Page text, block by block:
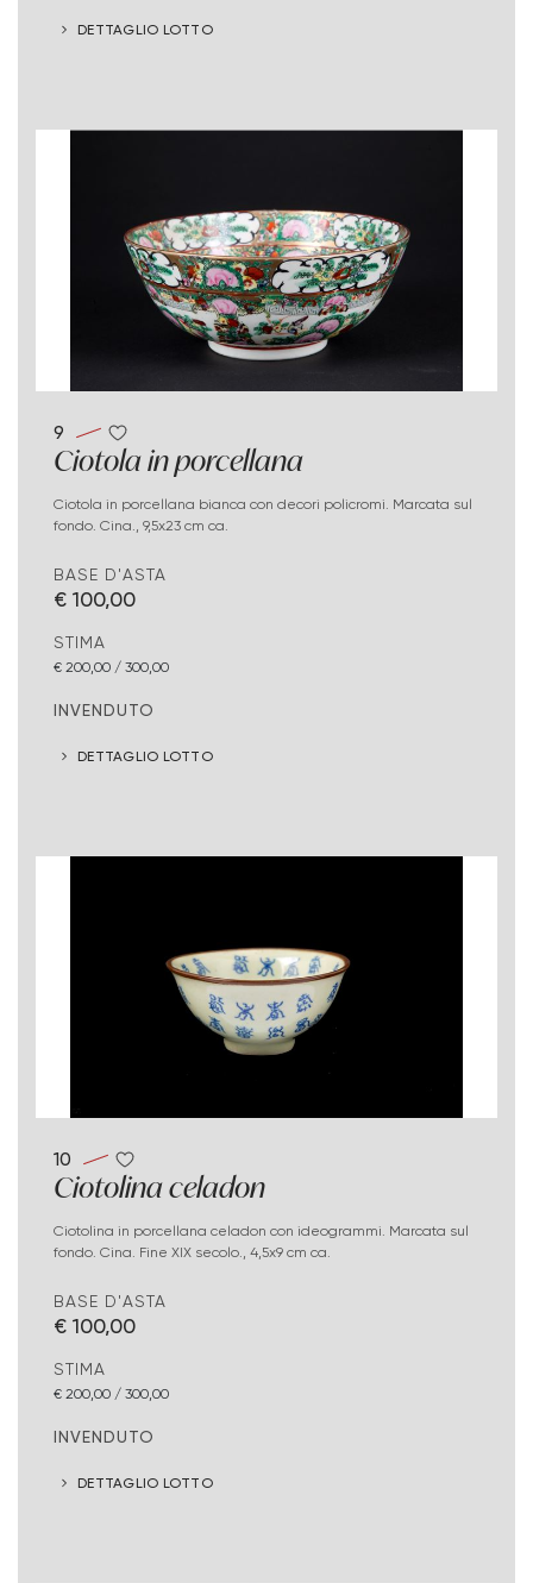
DETTAGLIO LOTTO
9
Ciotola in porcellana
Ciotola in porcellana bianca con decori policromi. Marcata sul
fondo. Cina., 9,5x23 cm ca.
BASE D'ASTA
€ 100,00
STIMA
€ 200,00 / 300,00
INVENDUTO
DETTAGLIO LOTTO
10
Ciotolina celadon
Ciotolina in porcellana celadon con ideogrammi. Marcata sul
fondo. Cina. Fine XIX secolo., 4,5x9 cm ca.
BASE D'ASTA
€ 100,00
STIMA
€ 200,00 / 300,00
INVENDUTO
DETTAGLIO LOTTO